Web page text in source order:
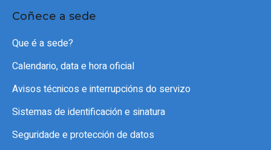
Coñece a sede
Que é a sede?
Calendario, data e hora oficial
Avisos técnicos e interrupcións do servizo
Sistemas de identificación e sinatura
Seguridade e protección de datos